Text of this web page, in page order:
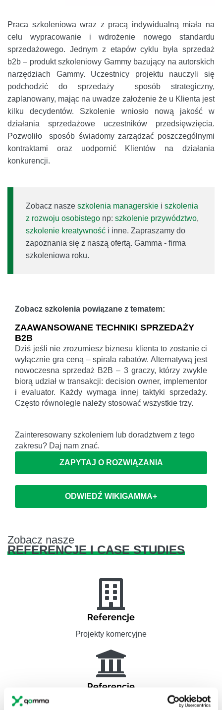
Praca szkoleniowa wraz z pracą indywidualną miała na
celu wypracowanie i wdrożenie nowego standardu
sprzedażowego. Jednym z etapów cyklu była sprzedaż
b2b – produkt szkoleniowy Gammy bazujący na autorskich
narzędziach Gammy. Uczestnicy projektu nauczyli się
podchodzić do sprzedaży sposób strategiczny,
zaplanowany, mając na uwadze założenie że u Klienta jest
kilku decydentów. Szkolenie wniosło nową jakość w
działania sprzedażowe uczestników przedsięwzięcia.
Pozwoliło sposób świadomy zarządzać poszczególnymi
kontraktami oraz uodpornić Klientów na działania
konkurencji.
Zobacz nasze szkolenia managerskie i szkolenia
z rozwoju osobistego np: szkolenie przywództwo,
szkolenie kreatywność i inne. Zapraszamy do
zapoznania się z naszą ofertą. Gamma - firma
szkoleniowa roku.
Zobacz szkolenia powiązane z tematem:
ZAAWANSOWANE TECHNIKI SPRZEDAŻY
B2B
Dziś jeśli nie zrozumiesz biznesu klienta to zostanie ci
wyłącznie gra ceną – spirala rabatów. Alternatywą jest
nowoczesna sprzedaż B2B – 3 graczy, którzy zwykle
biorą udział w transakcji: decision owner, implementor
i evaluator. Każdy wymaga innej taktyki sprzedaży.
Często równolegle należy stosować wszystkie trzy.
Zainteresowany szkoleniem lub doradztwem z tego
zakresu? Daj nam znać.
ZAPYTAJ O ROZWIĄZANIA
ODWIEDŹ WIKIGAMMA+
Zobacz nasze
REFERENCJE I CASE STUDIES
Referencje
Projekty komercyjne
Referencje